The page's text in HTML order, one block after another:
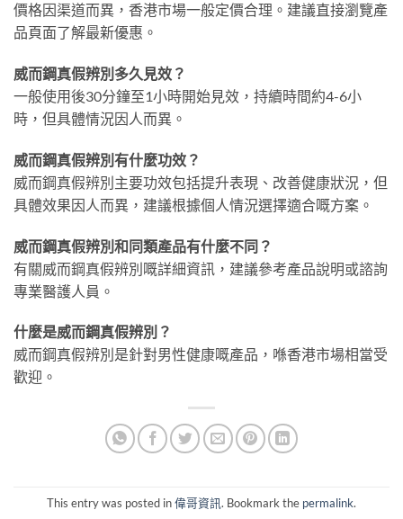
價格因渠道而異，香港市場一般定價合理。建議直接瀏覽產
品頁面了解最新優惠。
威而鋼真假辨別多久見效？
一般使用後30分鐘至1小時開始見效，持續時間約4-6小
時，但具體情況因人而異。
威而鋼真假辨別有什麼功效？
威而鋼真假辨別主要功效包括提升表現、改善健康狀況，但
具體效果因人而異，建議根據個人情況選擇適合嘅方案。
威而鋼真假辨別和同類產品有什麼不同？
有關威而鋼真假辨別嘅詳細資訊，建議參考產品說明或諮詢
專業醫護人員。
什麼是威而鋼真假辨別？
威而鋼真假辨別是針對男性健康嘅產品，喺香港市場相當受
歡迎。
This entry was posted in偉哥資訊. Bookmark the permalink.